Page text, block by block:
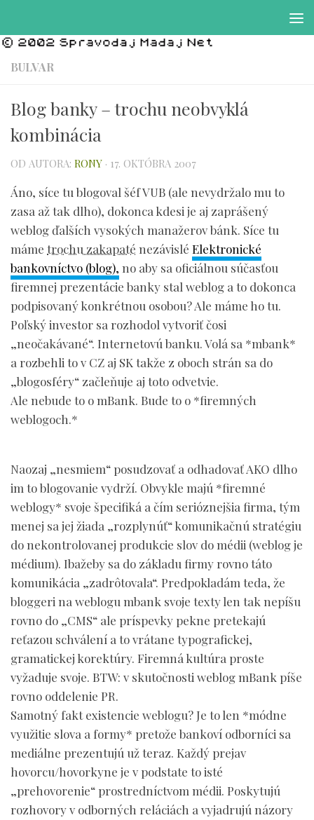
BULVAR
Blog banky – trochu neobvyklá
kombinácia
OD AUTORA: RONY · 17. OKTÓBRA 2007
Áno, síce tu blogoval šéf VUB (ale nevydržalo mu to
zasa až tak dlho), dokonca kdesi je aj zaprášený
weblog ďalších vysokých manažerov bánk. Síce tu
máme trochu zakapaté nezávislé Elektronické
bankovníctvo (blog), no aby sa oficiálnou súčasťou
firemnej prezentácie banky stal weblog a to dokonca
podpisovaný konkrétnou osobou? Ale máme ho tu.
Poľský investor sa rozhodol vytvoriť čosi
„neočakávané“. Internetovú banku. Volá sa *mbank*
a rozbehli to v CZ aj SK takže z oboch strán sa do
„blogosféry“ začleňuje aj toto odvetvie.
Ale nebude to o mBank. Bude to o *firemných
weblogoch.*
Naozaj „nesmiem“ posudzovať a odhadovať AKO dlho
im to blogovanie vydrží. Obvykle majú *firemné
weblogy* svoje špecifiká a čím serióznejšia firma, tým
menej sa jej žiada „rozplynúť“ komunikačnú stratégiu
do nekontrolovanej produkcie slov do médii (weblog je
médium). Ibažeby sa do základu firmy rovno táto
komunikácia „zadrôtovala“. Predpokladám teda, že
bloggeri na weblogu mbank svoje texty len tak nepíšu
rovno do „CMS“ ale príspevky pekne pretekajú
reťazou schválení a to vrátane typografickej,
gramatickej korektúry. Firemná kultúra proste
vyžaduje svoje. BTW: v skutočnosti weblog mBank píše
rovno oddelenie PR.
Samotný fakt existencie weblogu? Je to len *módne
využitie slova a formy* pretože bankoví odborníci sa
mediálne prezentujú už teraz. Každý prejav
hovorcu/hovorkyne je v podstate to isté
„prehovorenie“ prostredníctvom médii. Poskytujú
rozhovory v odborných reláciách a vyjadrujú názory